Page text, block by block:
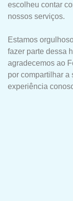
escolheu contar
nossos serviços.
Estamos
fazer parte dessa
agradecemos ao
por compartilhar a
experiência